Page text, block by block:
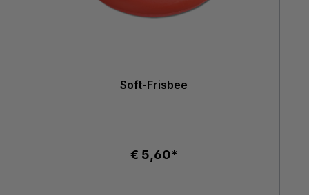
Soft-Frisbee
€ 5,60*